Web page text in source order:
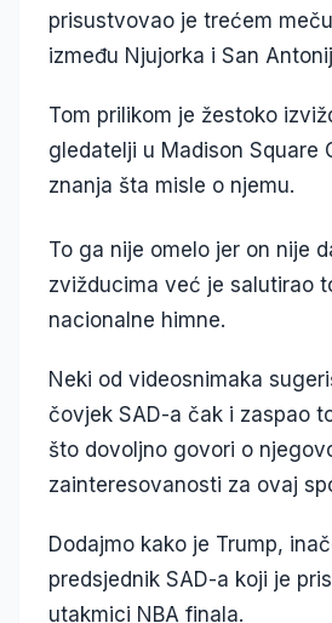
prisustvovao je trećem
između Njujorka i San
Tom prilikom je žestoko
gledatelji u Madison Square
znanja šta misle o njemu.
To ga nije omelo jer on nije
zvižducima već je salutirao
nacionalne himne.
Neki od videosnimaka
čovjek SAD-a čak i zaspao
što dovoljno govori o
zainteresovanosti za ovaj
Dodajmo kako je Trump,
predsjednik SAD-a koji je
utakmici NBA finala.